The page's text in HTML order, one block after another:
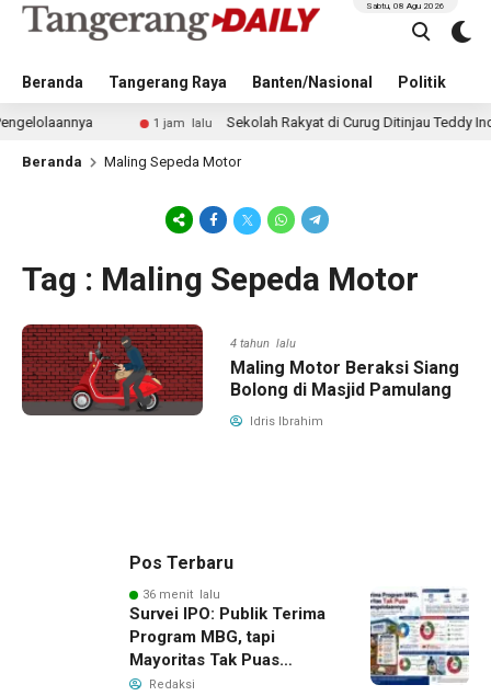
Beranda Tangerang Raya Banten/Nasional Politik
Sabtu, 08 Agu 2026
1 jam lalu Sekolah Rakyat di Curug Ditinjau Teddy Indra
Beranda Maling Sepeda Motor
Tag : Maling Sepeda Motor
4 tahun lalu
Maling Motor Beraksi Siang
Bolong di Masjid Pamulang
Idris Ibrahim
Pos Terbaru
36 menit lalu
Survei IPO: Publik Terima
Program MBG, tapi
Mayoritas Tak Puas
dengan Pengelolaannya
Redaksi